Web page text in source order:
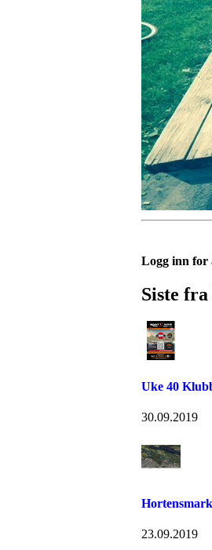
Logg inn for
Siste
Uke 40
30.09.2019
23.09.2019